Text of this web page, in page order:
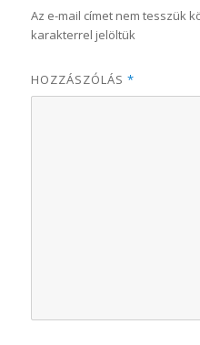
Az e-mail címet nem tesszük
karakterrel jelöltük
HOZZÁSZÓLÁS*